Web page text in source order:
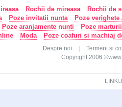
Rochii de mireasa
Rochii de
Poze invitatii nunta
Poze
Poze aranjamente nunti
Poze
Moda Poze coafuri si machiaj
Despre noi
Termeni si
Copyright 2006